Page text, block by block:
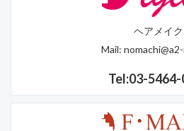
ヘアメイク
Mail:
Tel:03-